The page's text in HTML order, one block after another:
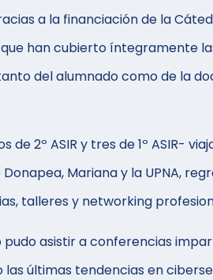
a la financiación de la
han cubierto íntegramente
del alumnado como de la
2º ASIR y tres de 1º ASIR-
Mariana y la UPNA,
talleres y networking
asistir a conferencias
últimas tendencias en